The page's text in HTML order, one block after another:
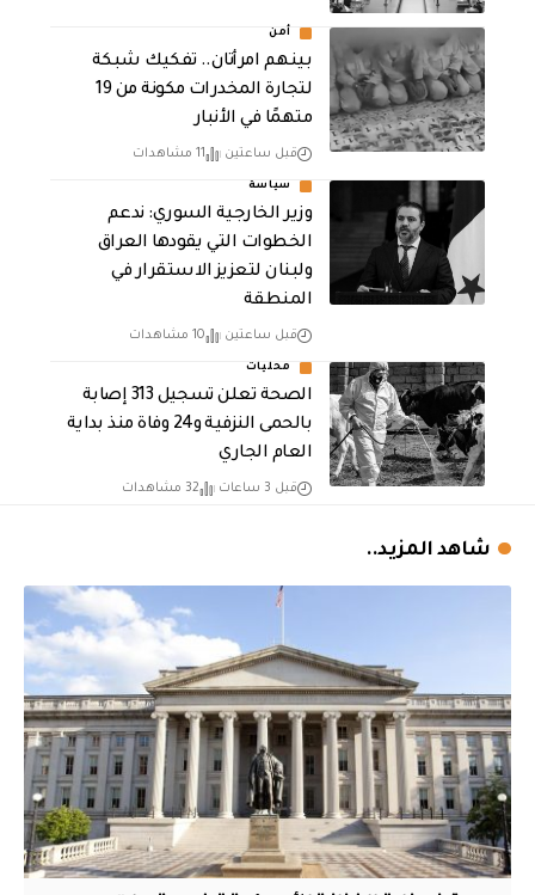
أمن
بينهم امرأتان.. تفكيك شبكة
لتجارة المخدرات مكونة من 19
متهمًا في الأنبار
قبل ساعتين 11 مشاهدات
سياسة
وزير الخارجية السوري: ندعم
الخطوات التي يقودها العراق
ولبنان لتعزيز الاستقرار في
المنطقة
قبل ساعتين 10 مشاهدات
محليات
الصحة تعلن تسجيل 313 إصابة
بالحمى النزفية و24 وفاة منذ بداية
العام الجاري
قبل 3 ساعات 32 مشاهدات
شاهد المزيد..